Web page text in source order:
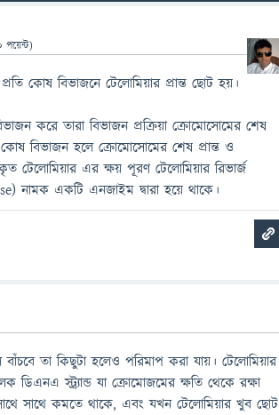
পয়েন্ট)
কোষ বিভাজনে টেলোমিয়ার প্রান্ত ছোট হয়।
করে তারা বিভাজন প্রক্রিয়া ক্রোমোসোমের শেষ
কোষ বিভাজন হলে ক্রোমোসোমের শেষ প্রান্ত ও
টেলোমিয়ার এর ক্ষয় পূরণ টেলোমিয়ার রিভার্জ
নামক একটি এনজাইম দ্বারা হয়ে থাকে।
তা কিছুটা হলেও পরিমাপ করা যায়। টেলোমিয়ার
ডিএনএ স্ট্র্যান্ড যা ক্রোমোজমের ক্ষতি থেকে রক্ষা
সাথে কমতে থাকে, এবং যখন টেলোমিয়ার খুব ছোট